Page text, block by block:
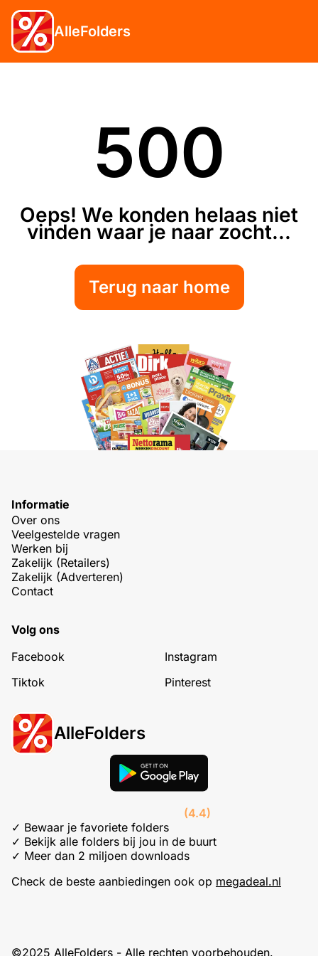
AlleFolders
500
Oeps! We konden helaas niet
vinden waar je naar zocht...
Terug naar home
Informatie
Over ons
Veelgestelde vragen
Werken bij
Zakelijk (Retailers)
Zakelijk (Adverteren)
Contact
Volg ons
Facebook
Instagram
Tiktok
Pinterest
AlleFolders
(4.4)
✓ Bewaar je favoriete folders
✓ Bekijk alle folders bij jou in de buurt
✓ Meer dan 2 miljoen downloads
Check de beste aanbiedingen ook op megadeal.nl
©2025 AlleFolders - Alle rechten voorbehouden.